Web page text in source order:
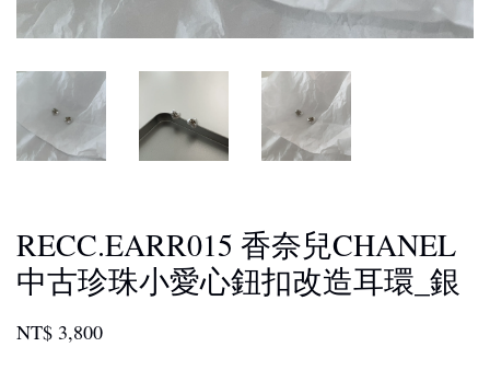
RECC.EARR015 香奈兒CHANEL
中古珍珠小愛心鈕扣改造耳環_銀
NT$ 3,800